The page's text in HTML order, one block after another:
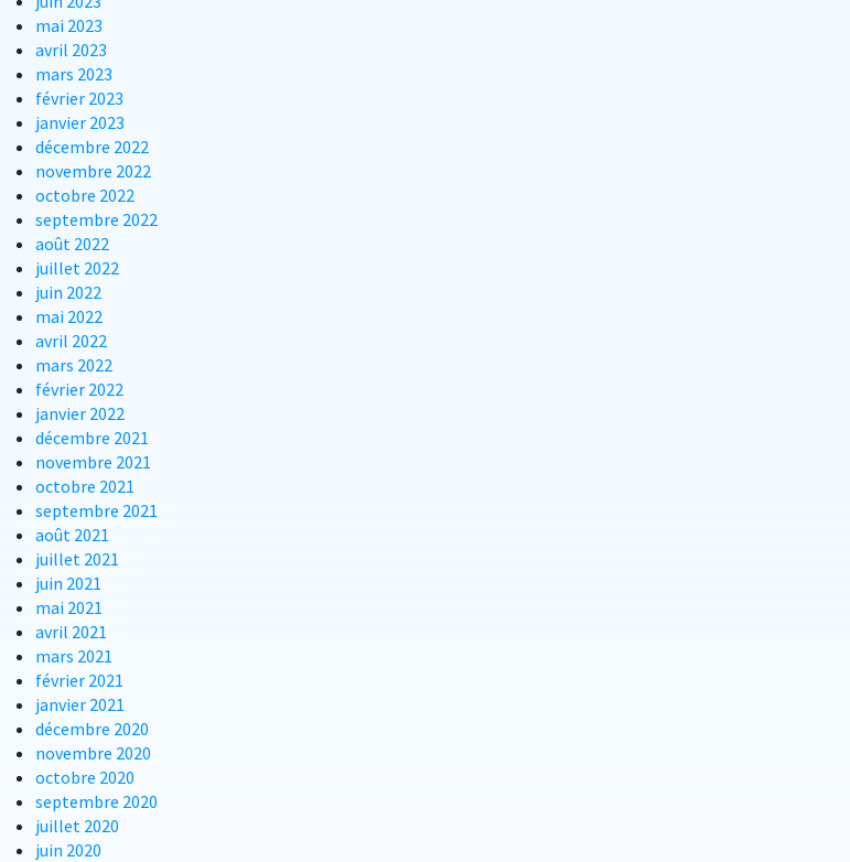
mai 2023
avril 2023
mars 2023
février 2023
janvier 2023
décembre 2022
novembre 2022
octobre 2022
septembre 2022
août 2022
juillet 2022
juin 2022
mai 2022
avril 2022
mars 2022
février 2022
janvier 2022
décembre 2021
novembre 2021
octobre 2021
septembre 2021
août 2021
juillet 2021
juin 2021
mai 2021
avril 2021
mars 2021
février 2021
janvier 2021
décembre 2020
novembre 2020
octobre 2020
septembre 2020
juillet 2020
juin 2020